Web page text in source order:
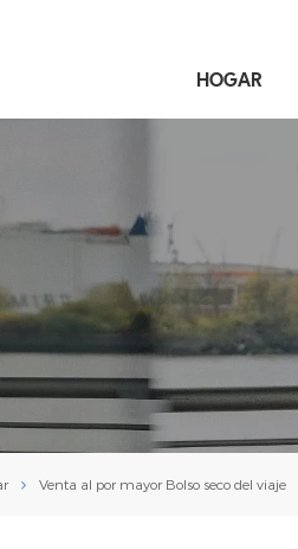
HOGAR
Venta al por mayor Bolso seco del viaje